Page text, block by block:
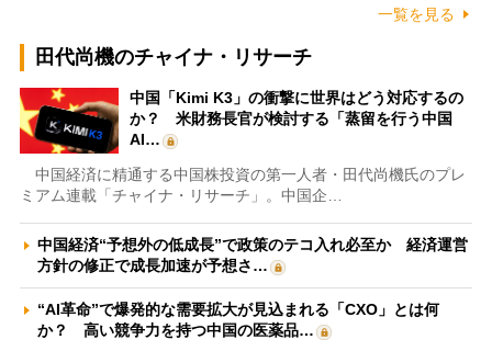
一覧を見る
田代尚機のチャイナ・リサーチ
中国「Kimi K3」の衝撃に世界はどう対応するの
か？ 米財務長官が検討する「蒸留を行う中国
AI…
中国経済に精通する中国株投資の第一人者・田代尚機氏のプレ
ミアム連載「チャイナ・リサーチ」。中国企…
中国経済“予想外の低成長”で政策のテコ入れ必至か 経済運営
方針の修正で成長加速が予想さ…
“AI革命”で爆発的な需要拡大が見込まれる「CXO」とは何
か？ 高い競争力を持つ中国の医薬品…